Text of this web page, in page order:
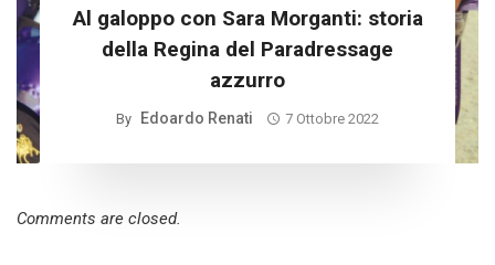
Al galoppo con Sara Morganti: storia
della Regina del Paradressage
azzurro
By Edoardo Renati 7 Ottobre 2022
Comments are closed.